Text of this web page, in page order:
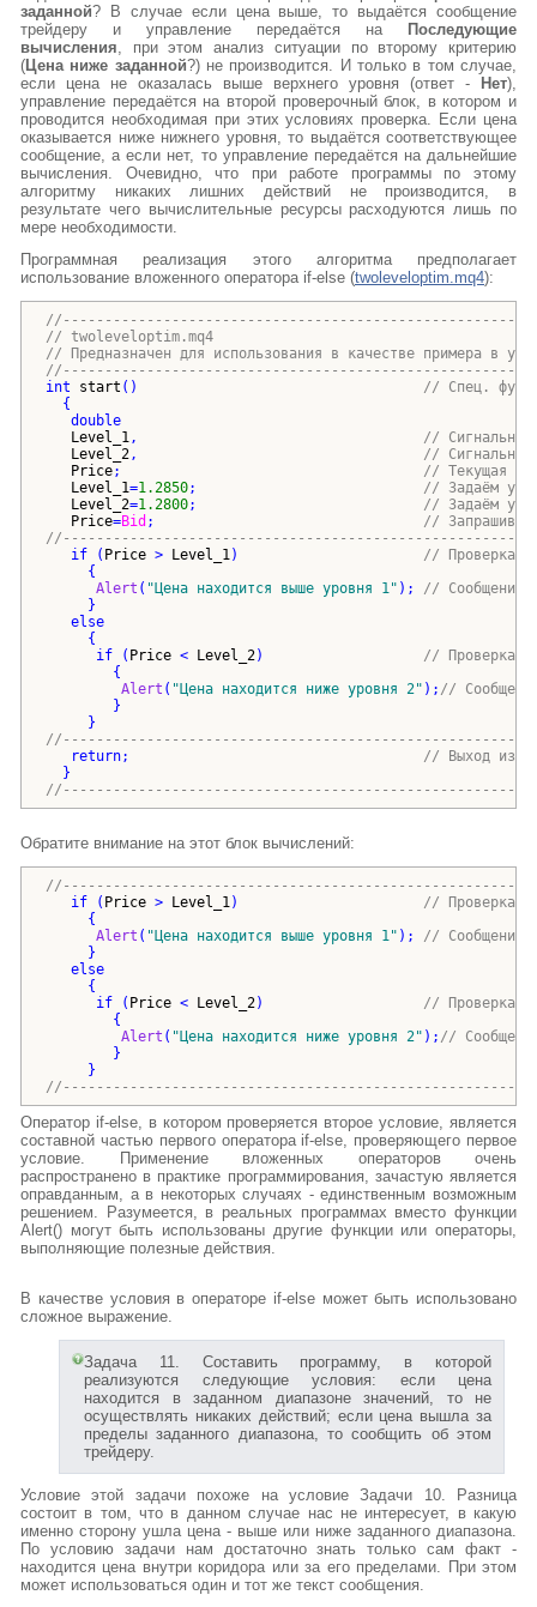
заданной? В случае если цена выше, то выдаётся сообщение
трейдеру и управление передаётся на
Последующие
вычисления, при этом анализ ситуации по второму критерию
(Цена ниже заданной?) не производится. И только в том случае,
если цена не оказалась выше верхнего уровня (ответ -
Нет),
управление передаётся на второй проверочный блок, в котором и
проводится необходимая при этих условиях проверка. Если цена
оказывается ниже нижнего уровня, то выдаётся соответствующее
сообщение, а если нет, то управление передаётся на дальнейшие
вычисления. Очевидно, что при работе программы по этому
алгоритму никаких лишних действий не производится, в
результате чего вычислительные ресурсы расходуются лишь по
мере необходимости.
Программная реализация этого алгоритма предполагает
использование вложенного оператора if-else (twoleveloptim.mq4):
// twoleveloptim.mq4
// Предназначен для использования в качестве примера в
int
start ()
// Спец.
{
double
Level_1, // Сигнальный
Level_2, // Сигнальный
Price; // Текущая
Level_1=1.2850; // Задаём
Level_2=1.2800; // Задаём
Price=Bid ; //
if
( Price > Level_1)
// Проверка
{
Alert ( "Цена находится выше уровня 1" ) ; // Сообщение
}
else
{
if
( Price < Level_2)
// Проверка
{
Alert ( "Цена находится ниже уровня 2" ) ; //
}
}
return; // Выход из
}
Обратите внимание на этот блок вычислений:
if
( Price > Level_1)
// Проверка
{
Alert ( "Цена находится выше уровня 1" ) ; // Сообщение
}
else
{
if
( Price < Level_2)
// Проверка
{
Alert ( "Цена находится ниже уровня 2" ) ; //
}
}
Оператор if-else, в котором проверяется второе условие, является
составной частью первого оператора if-else, проверяющего первое
условие. Применение вложенных операторов очень
распространено в практике программирования, зачастую является
оправданным, а в некоторых случаях - единственным возможным
решением. Разумеется, в реальных программах вместо функции
Alert() могут быть использованы другие функции или операторы,
выполняющие полезные действия.
В качестве условия в операторе if-else может быть использовано
сложное выражение.
Задача 11. Составить программу, в которой
реализуются следующие условия: если цена
находится в заданном диапазоне значений, то не
осуществлять никаких действий; если цена вышла за
пределы заданного диапазона, то сообщить об этом
трейдеру.
Условие этой задачи похоже на условие Задачи 10. Разница
состоит в том, что в данном случае нас не интересует, в какую
именно сторону ушла цена - выше или ниже заданного диапазона.
По условию задачи нам достаточно знать только сам факт -
находится цена внутри коридора или за его пределами. При этом
может использоваться один и тот же текст сообщения.